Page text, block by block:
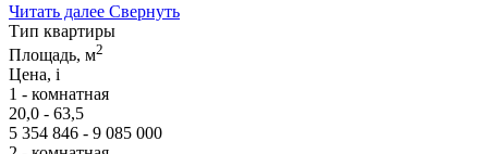
Читать далее Свернуть
Тип квартиры
Площадь, м2
Цена, i
1 - комнатная
20,0 - 63,5
5 354 846 - 9 085 000